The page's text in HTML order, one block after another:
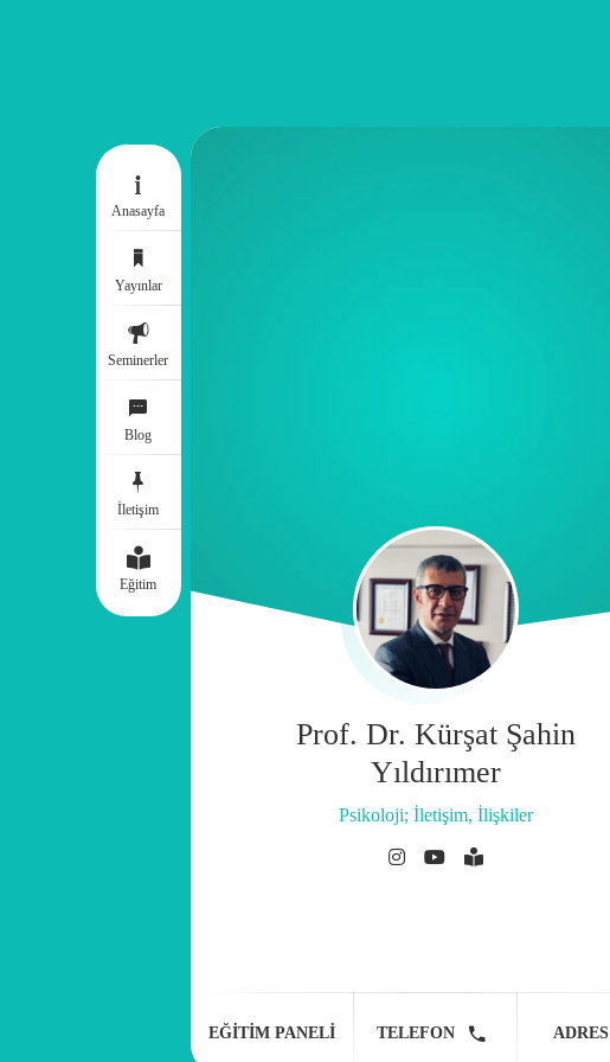
Anasayfa
Yayınlar
Seminerler
Blog
İletişim
Eğitim
Prof. Dr. Kürşat Şahin
Yıldırımer
Psikoloji; İletişim, İlişkiler
EĞITIM PANELI TELEFON ADRES